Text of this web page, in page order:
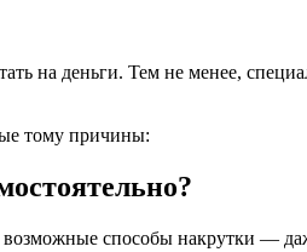
на деньги. Тем не менее,
тому причины:
способы накрутки —